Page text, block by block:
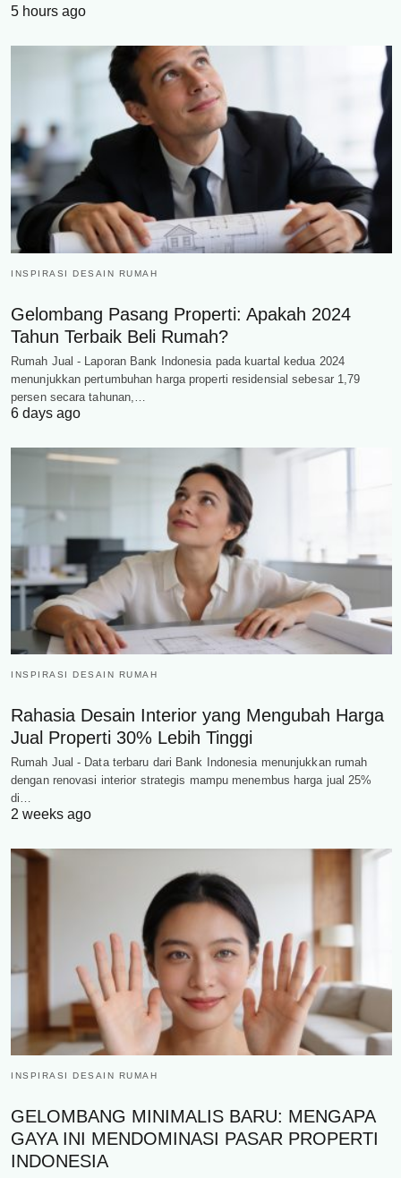
5 hours ago
INSPIRASI DESAIN RUMAH
Gelombang Pasang Properti: Apakah 2024
Tahun Terbaik Beli Rumah?
Rumah Jual - Laporan Bank Indonesia pada kuartal kedua 2024
menunjukkan pertumbuhan harga properti residensial sebesar 1,79
persen secara tahunan,…
6 days ago
INSPIRASI DESAIN RUMAH
Rahasia Desain Interior yang Mengubah Harga
Jual Properti 30% Lebih Tinggi
Rumah Jual - Data terbaru dari Bank Indonesia menunjukkan rumah
dengan renovasi interior strategis mampu menembus harga jual 25%
di…
2 weeks ago
INSPIRASI DESAIN RUMAH
GELOMBANG MINIMALIS BARU: MENGAPA
GAYA INI MENDOMINASI PASAR PROPERTI
INDONESIA